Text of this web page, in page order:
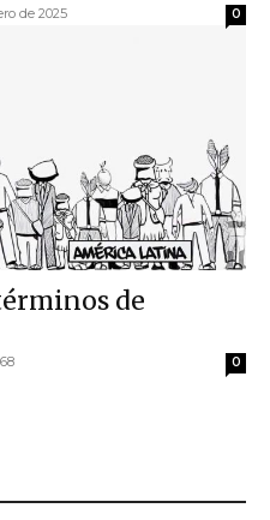
de 2025 0
de
0